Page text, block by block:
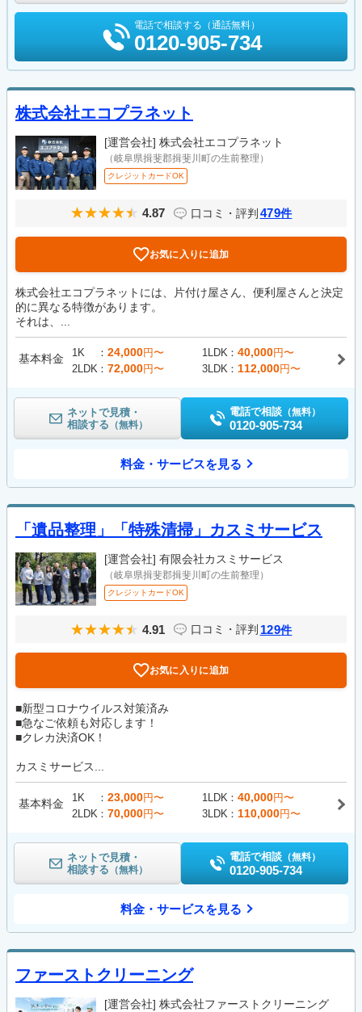
電話で相談する（通話無料）
0120-905-734
株式会社エコプラネット
[運営会社] 株式会社エコプラネット
（岐阜県揖斐郡揖斐川町の生前整理）
クレジットカードOK
4.87 口コミ・評判 479件
お気に入りに追加
株式会社エコプラネットには、片付け屋さん、便利屋さんと決定
的に異なる特徴があります。
それは、...
基本料金 1K 24,000円〜 1LDK 40,000円〜
2LDK
72,000円〜 3LDK 112,000円〜
ネットで見積・
相談する （無料）
電話で相談 （無料）
0120-905-734
料金・サービスを見る
「遺品整理」「特殊清掃」カスミサービス
[運営会社] 有限会社カスミサービス
（岐阜県揖斐郡揖斐川町の生前整理）
クレジットカードOK
4.91 口コミ・評判 129件
お気に入りに追加
■新型コロナウイルス対策済み
■急なご依頼も対応します！
■クレカ決済OK！
カスミサービス...
基本料金 1K 23,000円〜 1LDK 40,000円〜
2LDK
70,000円〜 3LDK 110,000円〜
ネットで見積・
相談する （無料）
電話で相談 （無料）
0120-905-734
料金・サービスを見る
ファーストクリーニング
[運営会社] 株式会社ファーストクリーニング